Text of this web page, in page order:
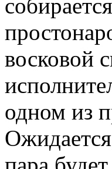
восковой
одном из